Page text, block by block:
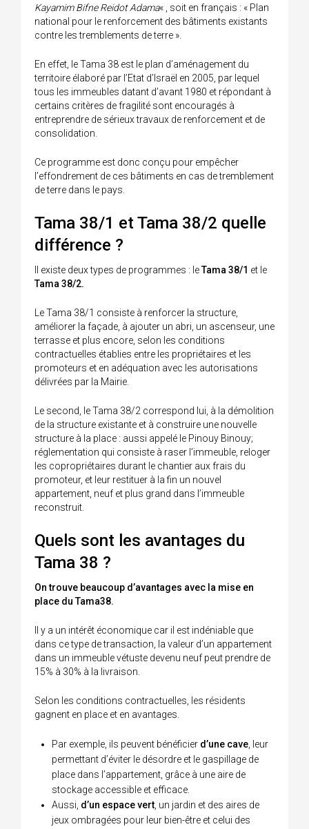
Kayamim Bifne Reidot Adama« , soit en français : « Plan
national pour le renforcement des bâtiments existants
contre les tremblements de terre ».
En effet, le Tama 38 est le plan d’aménagement du
territoire élaboré par l’Etat d’Israël en 2005, par lequel
tous les immeubles datant d’avant 1980 et répondant à
certains critères de fragilité sont encouragés à
entreprendre de sérieux travaux de renforcement et de
consolidation.
Ce programme est donc conçu pour empêcher
l’effondrement de ces bâtiments en cas de tremblement
de terre dans le pays.
Tama 38/1 et Tama 38/2 quelle
différence ?
Il existe deux types de programmes : leTama 38/1 et le
Tama 38/2.
Le Tama 38/1 consiste à renforcer la structure,
améliorer la façade, à ajouter un abri, un ascenseur, une
terrasse et plus encore, selon les conditions
contractuelles établies entre les propriétaires et les
promoteurs et en adéquation avec les autorisations
délivrées par la Mairie.
Le second, le Tama 38/2 correspond lui, à la démolition
de la structure existante et à construire une nouvelle
structure à la place : aussi appelé le Pinouy Binouy;
réglementation qui consiste à raser l’immeuble, reloger
les copropriétaires durant le chantier aux frais du
promoteur, et leur restituer à la fin un nouvel
appartement, neuf et plus grand dans l’immeuble
reconstruit.
Quels sont les avantages du
Tama 38 ?
On trouve beaucoup d’avantages avec la mise en
place du Tama38.
Il y a un intérêt économique car il est indéniable que
dans ce type de transaction, la valeur d’un appartement
dans un immeuble vétuste devenu neuf peut prendre de
15% à 30% à la livraison.
Selon les conditions contractuelles, les résidents
gagnent en place et en avantages.
Par exemple, ils peuvent bénéficier d’une cave , leur
permettant d’éviter le désordre et le gaspillage de
place dans l’appartement, grâce à une aire de
stockage accessible et efficace.
Aussi, d’un espace vert , un jardin et des aires de
jeux ombragées pour leur bien-être et celui des